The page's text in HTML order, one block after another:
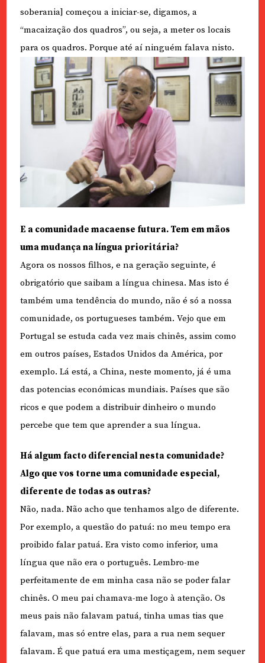
soberania] começou a iniciar-se, digamos, a
“macaização dos quadros”, ou seja, a meter os locais
para os quadros. Porque até aí ninguém falava nisto.
E a comunidade macaense futura. Tem em mãos
uma mudança na língua prioritária?
Agora os nossos filhos, e na geração seguinte, é
obrigatório que saibam a língua chinesa. Mas isto é
também uma tendência do mundo, não é só a nossa
comunidade, os portugueses também. Vejo que em
Portugal se estuda cada vez mais chinês, assim como
em outros países, Estados Unidos da América, por
exemplo. Lá está, a China, neste momento, já é uma
das potencias económicas mundiais. Países que são
ricos e que podem a distribuir dinheiro o mundo
percebe que tem que aprender a sua língua.
Há algum facto diferencial nesta comunidade?
Algo que vos torne uma comunidade especial,
diferente de todas as outras?
Não, nada. Não acho que tenhamos algo de diferente.
Por exemplo, a questão do patuá: no meu tempo era
proibido falar patuá. Era visto como inferior, uma
língua que não era o português. Lembro-me
perfeitamente de em minha casa não se poder falar
chinês. O meu pai chamava-me logo à atenção. Os
meus pais não falavam patuá, tinha umas tias que
falavam, mas só entre elas, para a rua nem sequer
falavam. É que patuá era uma mestiçagem, nem sequer